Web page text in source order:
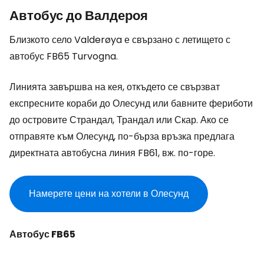
Автобус до Валдероя
Близкото село Valderøya е свързано с летището с
автобус FB65 Turvogna.
Линията завършва на кея, откъдето се свързват
експресните кораби до Олесунд или бавните фериботи
до островите Страндал, Трандал или Скар. Ако се
отправяте към Олесунд, по-бърза връзка предлага
директната автобусна линия FB61, вж. по-горе.
Намерете цени на хотели в Олесунд
Автобус FB65